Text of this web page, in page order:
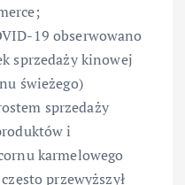
19 obserwowano
sprzedaży kinowej
świeżego)
sprzedaży
i
karmelowego
przewyższył